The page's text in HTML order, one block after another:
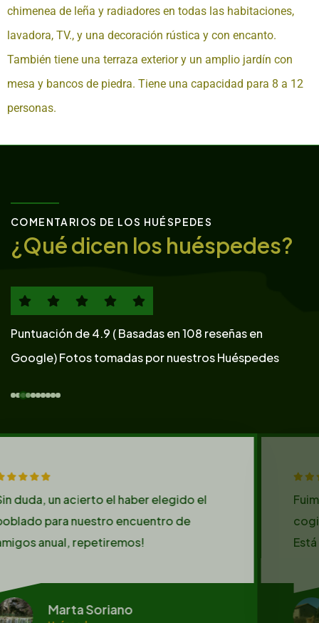
chimenea de leña y radiadores en todas las habitaciones,
lavadora, TV., y una decoración rústica y con encanto.
También tiene una terraza exterior y un amplio jardín con
mesa y bancos de piedra. Tiene una capacidad para 8 a 12
personas.
COMENTARIOS DE LOS HUÉSPEDES
¿Qué dicen los huéspedes?
Puntuación de 4.9 ( Basadas en 108 reseñas en
Google)Fotos tomadas por nuestros Huéspedes
Fuimos dos parejas con tres niños y
cogimos la casa de dos habitaciones.
Está súper equipada no le falta detalle.
Sara Morán